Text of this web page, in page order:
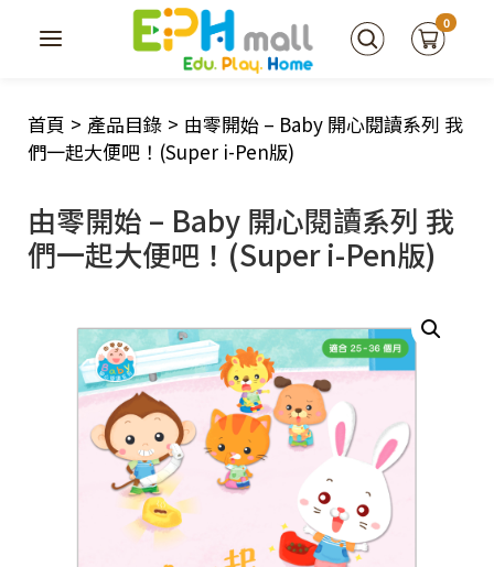
0
首頁 > 產品目錄 > 由零開始 – Baby 開心閱讀系列 我
們一起大便吧！(Super i-Pen版)
由零開始 – Baby 開心閱讀系列 我
們一起大便吧！(Super i-Pen版)